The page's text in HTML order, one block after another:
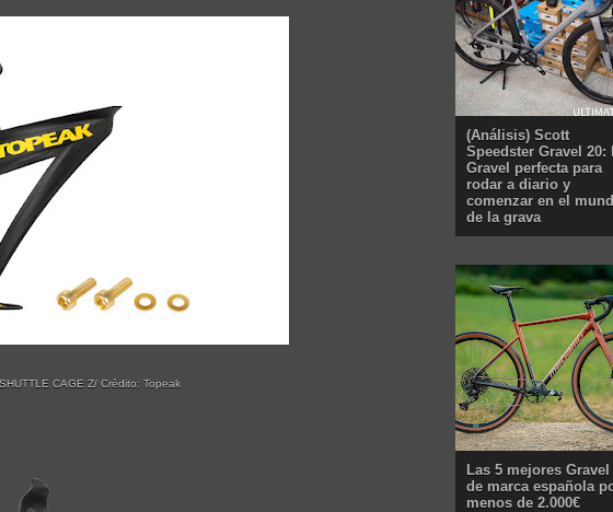
CAGE Z/ Crédito: Topeak
(Análisis) Scott
Speedster Gravel 20:
Gravel perfecta para
rodar a diario y
comenzar en el
de la grava
Las 5 mejores Gravel
de marca española
menos de 2.000€